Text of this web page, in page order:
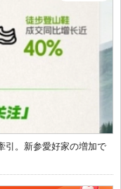
引。新参愛好家の増加で